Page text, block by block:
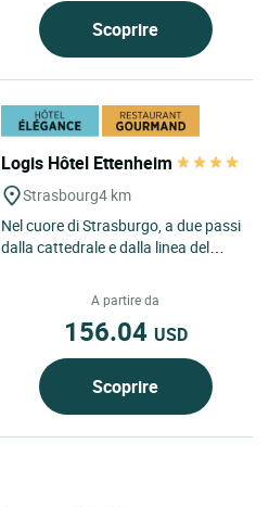
Scoprire
Logis Hôtel Ettenheim
Strasbourg4 km
Nel cuore di Strasburgo, a due passi
dalla cattedrale e dalla linea del
in un edificio...A partire da
156.04 USD
Scoprire